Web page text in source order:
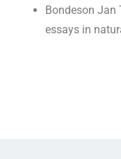
Bondeson Jan
essays in